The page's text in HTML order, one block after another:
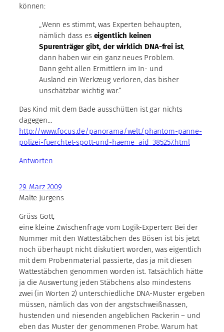
können:
„Wenn es stimmt, was Experten behaupten,
nämlich dass es eigentlich keinen
Spurenträger gibt, der wirklich DNA-frei ist,
dann haben wir ein ganz neues Problem.
Dann geht allen Ermittlern im In- und
Ausland ein Werkzeug verloren, das bisher
unschätzbar wichtig war.“
Das Kind mit dem Bade ausschütten ist gar nichts
dagegen…
http://www.focus.de/panorama/welt/phantom-panne-
polizei-fuerchtet-spott-und-haeme_aid_385257.html
Antworten
29. März 2009
Malte Jürgens
Grüss Gott,
eine kleine Zwischenfrage vom Logik-Experten: Bei der
Nummer mit den Wattestäbchen des Bösen ist bis jetzt
noch überhaupt nicht diskutiert worden, was eigentlich
mit dem Probenmaterial passierte, das ja mit diesen
Wattestäbchen genommen worden ist. Tatsächlich hätte
ja die Auswertung jeden Stäbchens also mindestens
zwei (in Worten 2) unterschiedliche DNA-Muster ergeben
müssen, nämlich das von der angstschweißnassen,
hustenden und niesenden angeblichen Packerin – und
eben das Muster der genommenen Probe. Warum hat